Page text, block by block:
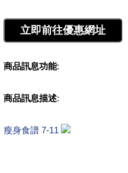
商品訊息功能:
商品訊息描述:
瘦身食譜 7-11